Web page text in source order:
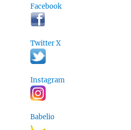
Facebook
Twitter X
Instagram
Babelio